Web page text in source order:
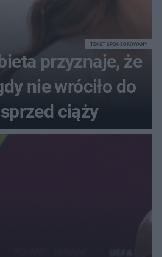
przyznaje, że
nie wróciło do
ciąży
TEKST SPONSOROWANY